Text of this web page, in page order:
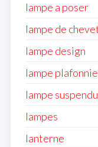
lampe a poser
lampe de
lampe design
lampe
lampe
lampes
lanterne